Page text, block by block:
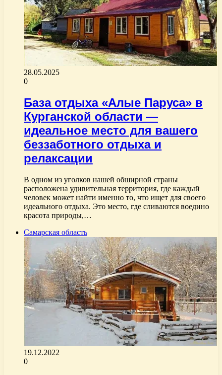
28.05.2025
0
База отдыха «Алые Паруса» в
Курганской области —
идеальное место для вашего
беззаботного отдыха и
релаксации
В одном из уголков нашей обширной страны
расположена удивительная территория, где каждый
человек может найти именно то, что ищет для своего
идеального отдыха. Это место, где сливаются воедино
красота природы,…
Самарская область
19.12.2022
0